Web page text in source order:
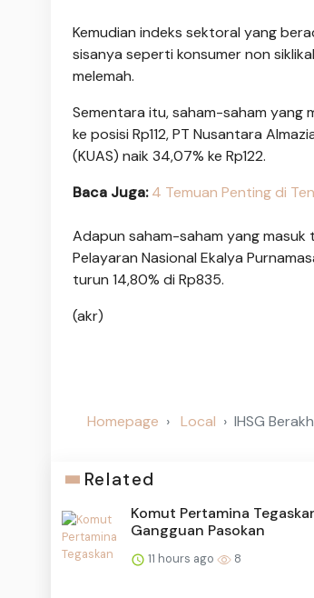
Kemudian indeks sektoral yang
sisanya seperti konsumer non
melemah.
Sementara itu, saham-saham yang
ke posisi Rp112, PT Nusantara
(KUAS) naik 34,07% ke Rp122.
Baca Juga: 4 Temuan Penting di
Adapun saham-saham yang masuk
Pelayaran Nasional Ekalya
turun 14,80% di Rp835.
(akr)
Homepage Local IHSG
Related
Komut Pertamina
Gangguan Pasokan
11 hours ago 8